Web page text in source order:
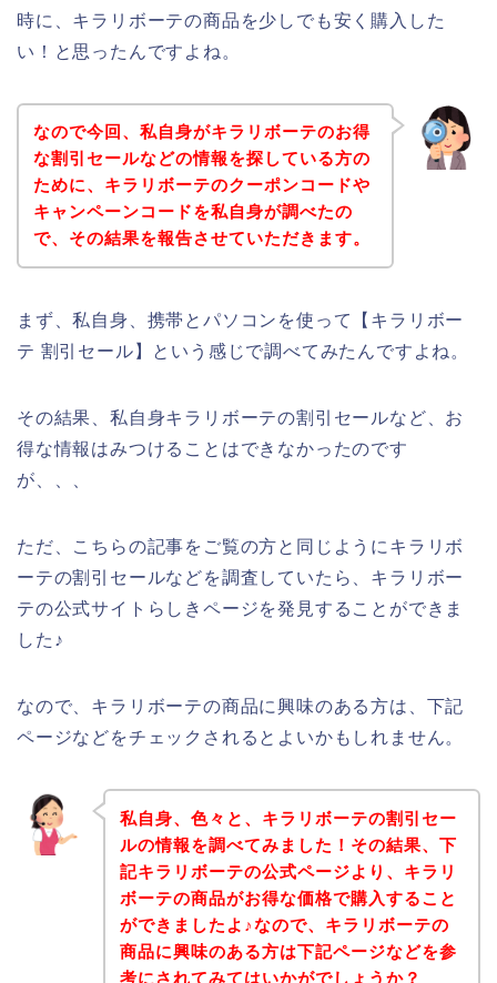
時に、キラリボーテの商品を少しでも安く購入した
い！と思ったんですよね。
なので今回、私自身がキラリボーテのお得
な割引セールなどの情報を探している方の
ために、キラリボーテのクーポンコードや
キャンペーンコードを私自身が調べたの
で、その結果を報告させていただきます。
まず、私自身、携帯とパソコンを使って【キラリボー
テ 割引セール】という感じで調べてみたんですよね。
その結果、私自身キラリボーテの割引セールなど、お
得な情報はみつけることはできなかったのです
が、、、
ただ、こちらの記事をご覧の方と同じようにキラリボ
ーテの割引セールなどを調査していたら、キラリボー
テの公式サイトらしきページを発見することができま
した♪
なので、キラリボーテの商品に興味のある方は、下記
ページなどをチェックされるとよいかもしれません。
私自身、色々と、キラリボーテの割引セー
ルの情報を調べてみました！その結果、下
記キラリボーテの公式ページより、キラリ
ボーテの商品がお得な価格で購入すること
ができましたよ♪なので、キラリボーテの
商品に興味のある方は下記ページなどを参
考にされてみてはいかがでしょうか？